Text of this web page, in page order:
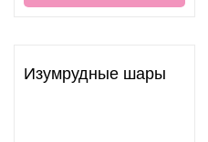
Изумрудные шары